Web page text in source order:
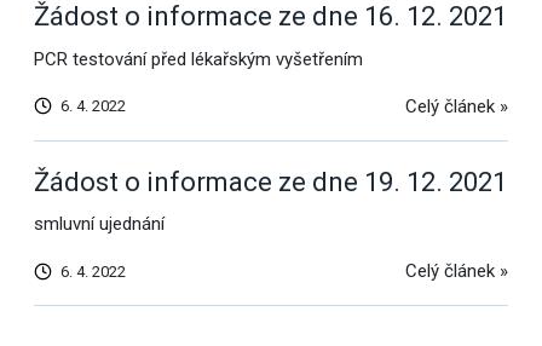
Žádost o informace ze dne 16. 12. 2021
PCR testování před lékařským vyšetřením
6. 4. 2022 Celý článek »
Žádost o informace ze dne 19. 12. 2021
smluvní ujednání
6. 4. 2022 Celý článek »